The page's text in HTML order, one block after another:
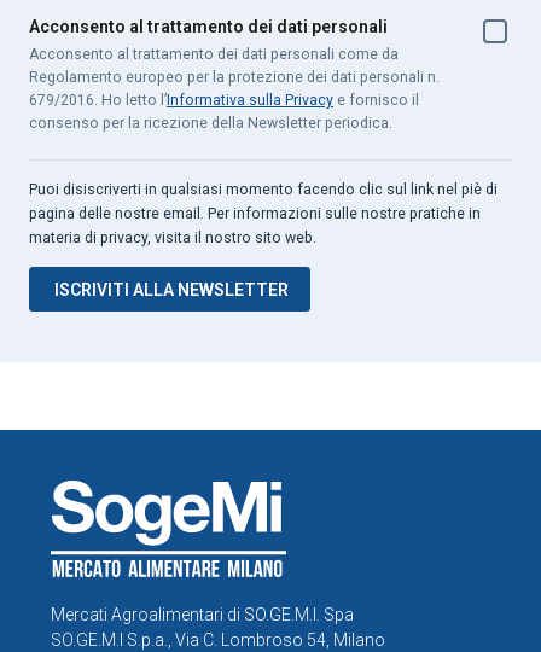
Acconsento al trattamento dei dati personali
Acconsento al trattamento dei dati personali come da
Regolamento europeo per la protezione dei dati personali n.
679/2016. Ho letto l’ Informativa sulla Privacy e fornisco il
consenso per la ricezione della Newsletter periodica.
Puoi disiscriverti in qualsiasi momento facendo clic sul link nel piè di
pagina delle nostre email. Per informazioni sulle nostre pratiche in
materia di privacy, visita il nostro sito web.
Mercati Agroalimentari di SO.GE.M.I. Spa
SO.GE.M.I S.p.a., Via C. Lombroso 54, Milano